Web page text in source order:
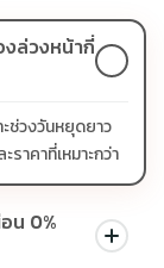
ล่วงหน้ากี่
ช่วงวันหยุดยาว
าคาที่เหมาะกว่า
น 0%